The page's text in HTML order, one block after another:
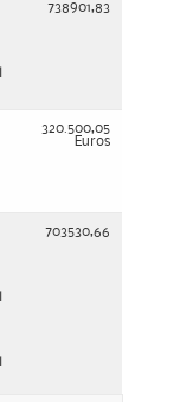
738901,83
320.500,05
Euros
703530,66